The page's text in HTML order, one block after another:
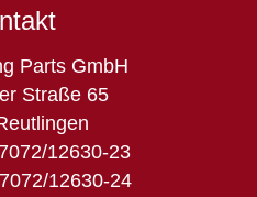
Parts GmbH
Straße 65
12630-23
12630-24